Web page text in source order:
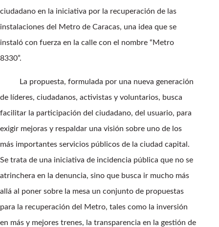
ciudadano en la iniciativa por la recuperación de las
instalaciones del Metro de Caracas, una idea que se
instaló con fuerza en la calle con el nombre “Metro
8330”.
La propuesta, formulada por una nueva generación
de líderes, ciudadanos, activistas y voluntarios, busca
facilitar la participación del ciudadano, del usuario, para
exigir mejoras y respaldar una visión sobre uno de los
más importantes servicios públicos de la ciudad capital.
Se trata de una iniciativa de incidencia pública que no se
atrinchera en la denuncia, sino que busca ir mucho más
allá al poner sobre la mesa un conjunto de propuestas
para la recuperación del Metro, tales como la inversión
en más y mejores trenes, la transparencia en la gestión de